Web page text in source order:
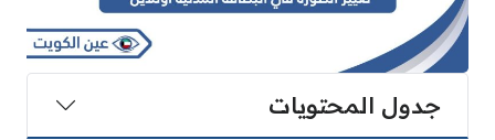
جدول المحتويات